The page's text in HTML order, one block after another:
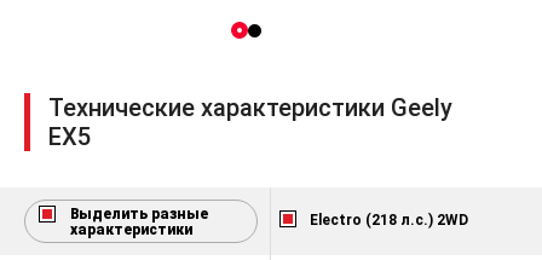
Рейлинги на крыше
Отделка интерьера и сидений
тёмно-синей экокожей
Технические характеристики Geely
EX5
Выделить разные
характеристики
Electro (218 л.с.) 2WD